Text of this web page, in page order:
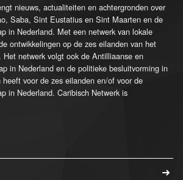
nieuws, actualiteiten en achtergronden over
Saba, Sint Eustatius en Sint Maarten en de
in Nederland. Met een netwerk van lokale
ontwikkelingen op de zes eilanden van het
Het netwerk volgt ook de Antilliaanse en
in Nederland en de politieke besluitvorming in
voor de zes eilanden en/of voor de
in Nederland. Caribisch Netwerk is